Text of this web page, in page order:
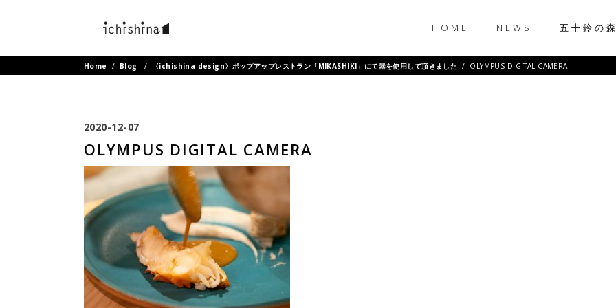
HOME NEWS 五十鈴の
Home / Blog / 〈ichishina design〉ポップアップレストラン「MIKASHIKI」にて器を使用して頂きました / OLYMPUS DIGITAL CAMERA
2020-12-07
OLYMPUS DIGITAL CAMERA